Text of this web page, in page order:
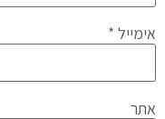
אימייל *
אתר